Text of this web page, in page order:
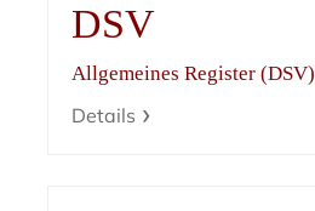
DSV
Allgemeines Register (DSV)
Details